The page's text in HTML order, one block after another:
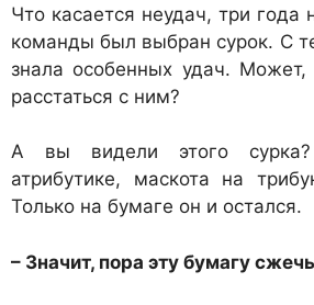
Что касается неудач, три года
команды был выбран сурок. С
знала особенных удач.
расстаться с ним?
А вы видели этого
атрибутике, маскота на
Только на бумаге он и остался.
– Значит, пора эту бумагу